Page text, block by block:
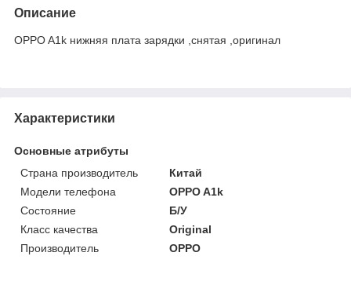
Описание
OPPO A1k нижняя плата зарядки ,снятая ,оригинал
Характеристики
Основные атрибуты
Страна производитель
Китай
Модели телефона
OPPO A1k
Состояние
Б/У
Класс качества
Original
Производитель
OPPO